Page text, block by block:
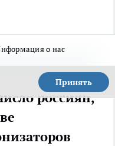
о нас
Принять
россиян,